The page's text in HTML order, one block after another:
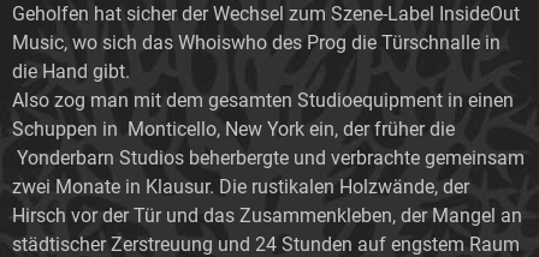
Geholfen hat sicher der Wechsel zum Szene-Label InsideOut
Music, wo sich das Whoiswho des Prog die Türschnalle in
die Hand gibt.
Also zog man mit dem gesamten Studioequipment in einen
Schuppen in Monticello, New York ein, der früher die
Yonderbarn Studios beherbergte und verbrachte gemeinsam
zwei Monate in Klausur. Die rustikalen Holzwände, der
Hirsch vor der Tür und das Zusammenkleben, der Mangel an
städtischer Zerstreuung und 24 Stunden auf engstem Raum